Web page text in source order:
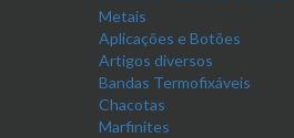
Metais
Aplicações e Botões
Artigos diversos
Bandas Termofixáveis
Chacotas
Marfinites